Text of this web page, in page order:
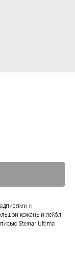
и
кожаный лейбл
Steinar Ultima